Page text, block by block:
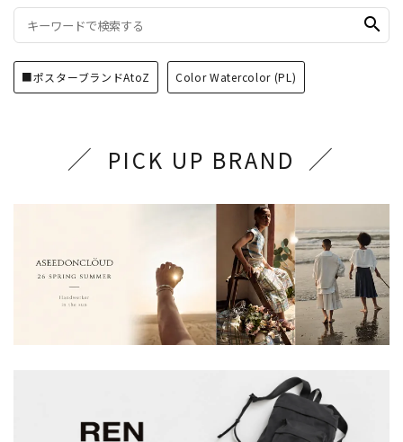
search
■ポスターブランドAtoZ Color Watercolor (PL)
PICK UP BRAND